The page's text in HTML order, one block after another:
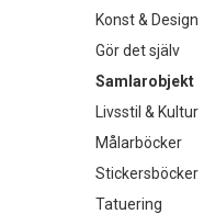
Konst & Design
Gör det själv
Samlarobjekt
Livsstil & Kultur
Målarböcker
Stickersböcker
Tatuering